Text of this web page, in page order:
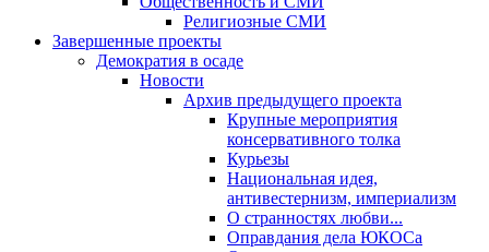
Религиозные СМИ
Завершенные проекты
Демократия в осаде
Новости
Архив предыдущего проекта
Крупные мероприятия
консервативного толка
Курьезы
Национальная идея,
антивестернизм, империализм
О странностях любви...
Оправдания дела ЮКОСа